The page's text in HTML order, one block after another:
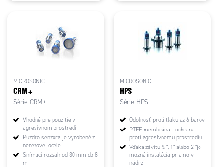
MICROSONIC
CRM+
Série CRM+
Vhodné pre použitie v
agresívnom prostredí
Puzdro senzora je vyrobené z
nerezovej ocele
Snímací rozsah od 30 mm do 8
m
MICROSONIC
HPS
Série HPS+
Odolnosť proti tlaku až 6 barov
PTFE membrána - ochrana
proti agresívnemu prostrediu
Vďaka závitu ½ ", 1" alebo 2 "je
možná inštalácia priamo v
nádrži